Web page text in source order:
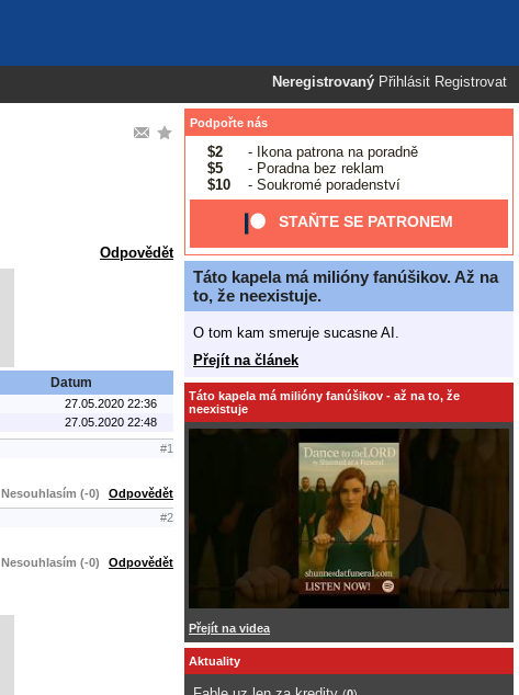
Neregistrovaný Přihlásit Registrovat
Odpovědět
Datum
27.05.2020 22:36
27.05.2020 22:48
#1
Nesouhlasím (-0) Odpovědět
#2
Nesouhlasím (-0) Odpovědět
Podpořte nás
$2
- Ikona patrona na poradně
$5
- Poradna bez reklam
$10
- Soukromé poradenství
STAŇTE SE PATRONEM
Táto kapela má milióny fanúšikov. Až na
to, že neexistuje.
O tom kam smeruje sucasne AI.
Přejít na článek
Táto kapela má milióny fanúšikov - až na to, že
neexistuje
Přejít na videa
Aktuality